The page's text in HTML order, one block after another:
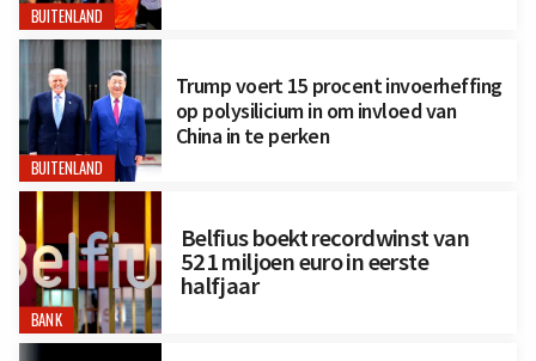
BUITENLAND
BUITENLAND
Trump voert 15 procent invoerheffing
op polysilicium in om invloed van
China in te perken
BANK
Belfius boekt recordwinst van
521 miljoen euro in eerste
halfjaar